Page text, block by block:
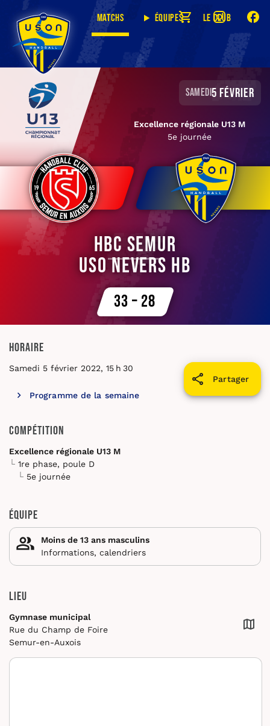
Matchs Équipes Le club
samedi5 février
Excellence régionale U13 M
5e journée
HBC Semur
USO Nevers HB
33 – 28
Horaire
Partager
Samedi 5 février 2022, 15 h 30
Programme de la semaine
Compétition
Excellence régionale U13 M
1re phase, poule D
5e journée
Équipe
Moins de 13 ans masculins
Informations, calendriers
Lieu
Gymnase municipal
Rue du Champ de Foire
Semur-en-Auxois